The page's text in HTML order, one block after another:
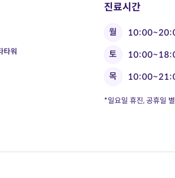
타워
진료시간
월
토
목
*일요일 휴진, 공휴일